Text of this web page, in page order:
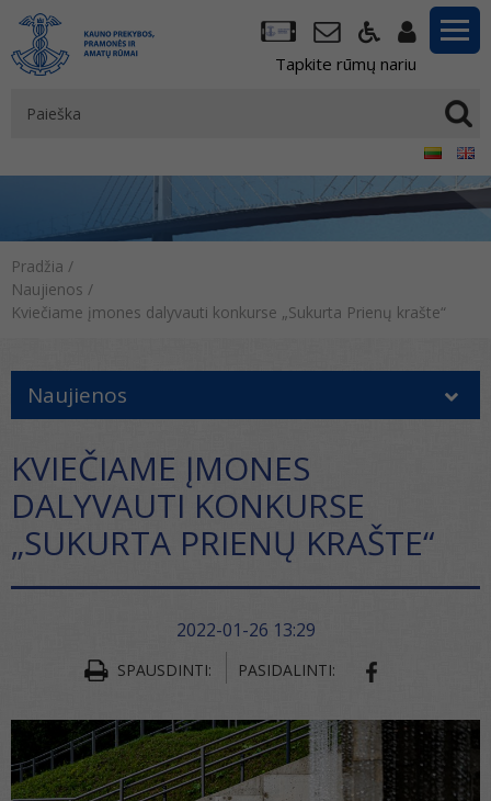
Tapkite rūmų nariu
Pradžia /
Naujienos /
Kviečiame įmones dalyvauti konkurse „Sukurta Prienų krašte“
Naujienos
KVIEČIAME ĮMONES
DALYVAUTI KONKURSE
„SUKURTA PRIENŲ KRAŠTE“
2022-01-26 13:29
SPAUSDINTI: PASIDALINTI: